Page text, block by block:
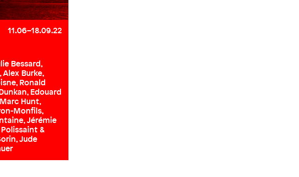
11.06–18.09.22
Bessard,
Alex Burke,
Ronald
Edouard
Hunt,
Monfils,
Jérémie
Polissaint &
Jude